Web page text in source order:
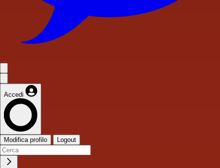
Accedi
Modifica profilo Logout